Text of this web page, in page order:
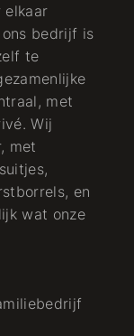
elkaar
bedrijf is
te
met
Wij
met
en
wat onze